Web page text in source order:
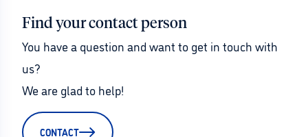
Find your contact person
You have a question and want to get in touch with
us?
We are glad to help!
CONTACT